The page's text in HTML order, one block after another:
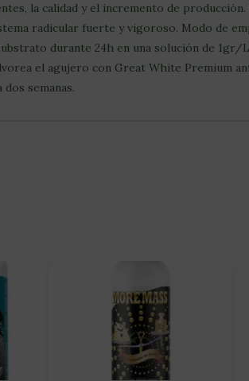
la calidad y el incremento de
radicular fuerte y vigoroso. Modo de
durante 24h en una solución de 1gr/
el agujero con Great White Premium
semanas.